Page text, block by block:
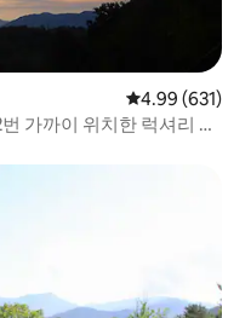
평점 4.99점(5
4.99 (631)
가까이 위치한 럭셔리 숙